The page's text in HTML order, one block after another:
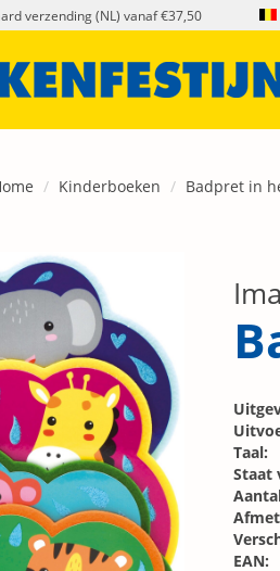
verzending (NL) vanaf €37,50
Kinderboeken Badpret in
Taal:
Staat
EAN: